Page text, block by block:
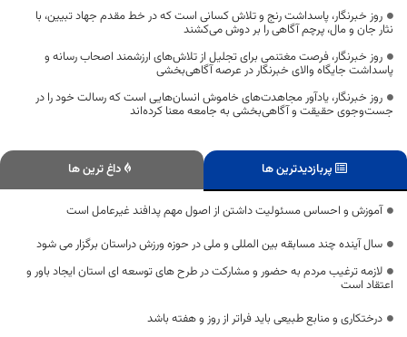
روز خبرنگار، پاسداشت رنج و تلاش کسانی است که در خط مقدم جهاد تبیین، با
نثار جان و مال، پرچم آگاهی را بر دوش می‌کشند
روز خبرنگار، فرصت مغتنمی برای تجلیل از تلاش‌های ارزشمند اصحاب رسانه و
پاسداشت جایگاه والای خبرنگار در عرصه آگاهی‌بخشی
روز خبرنگار، یادآور مجاهدت‌های خاموش انسان‌هایی است که رسالت خود را در
جست‌وجوی حقیقت و آگاهی‌بخشی به جامعه معنا کرده‌اند
پربازدیدترین ها داغ ترین ها
آموزش و احساس مسئولیت داشتن از اصول مهم پدافند غیرعامل است
سال آینده چند مسابقه بین المللی و ملی در حوزه ورزش دراستان برگزار می شود
لازمه ترغیب مردم به حضور و مشارکت در طرح های توسعه ای استان ایجاد باور و
اعتقاد است
درختکاری و منابع طبیعی باید فراتر از روز و هفته باشد